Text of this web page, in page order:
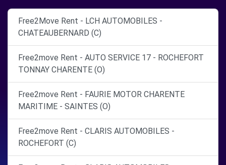
Free2Move Rent - LCH AUTOMOBILES -
CHATEAUBERNARD (C)
Free2move Rent - AUTO SERVICE 17 - ROCHEFORT
TONNAY CHARENTE (O)
Free2move Rent - FAURIE MOTOR CHARENTE
MARITIME - SAINTES (O)
Free2move Rent - CLARIS AUTOMOBILES -
ROCHEFORT (C)